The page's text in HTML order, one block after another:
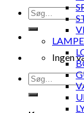
Søg
efter:
Ingen
Søg
efter: